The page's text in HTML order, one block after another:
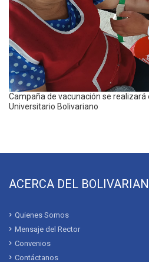
Campaña de vacunación se realizará
Universitario Bolivariano
ACERCA DEL
Quienes Somos
Mensaje del Rector
Convenios
Contáctanos